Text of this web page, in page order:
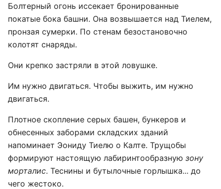
Болтерный огонь иссекает бронированные
покатые бока башни. Она возвышается над Тиелем,
пронзая сумерки. По стенам безостановочно
колотят снаряды.
Они крепко застряли в этой ловушке.
Им нужно двигаться. Чтобы выжить, им нужно
двигаться.
Плотное скопление серых башен, бункеров и
обнесенных заборами складских зданий
напоминает Эониду Тиелю о Калте. Трущобы
формируют настоящую лабиринтообразную зону
морталис. Теснины и бутылочные горлышка... до
чего жестоко.